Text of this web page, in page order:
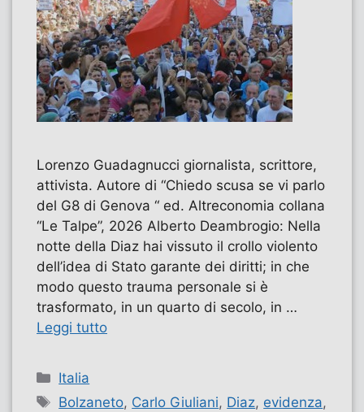
Lorenzo Guadagnucci giornalista, scrittore,
attivista. Autore di “Chiedo scusa se vi parlo
del G8 di Genova “ ed. Altreconomia collana
“Le Talpe”, 2026 Alberto Deambrogio: Nella
notte della Diaz hai vissuto il crollo violento
dell’idea di Stato garante dei diritti; in che
modo questo trauma personale si è
trasformato, in un quarto di secolo, in …
Leggi tutto
Categorie
Italia
Tag
Bolzaneto, Carlo Giuliani, Diaz, evidenza,